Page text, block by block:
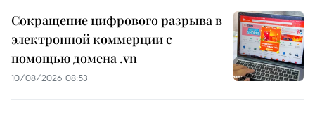
Сокращение цифрового разрыва в
электронной коммерции с
помощью домена .vn
10/08/2026 08:53